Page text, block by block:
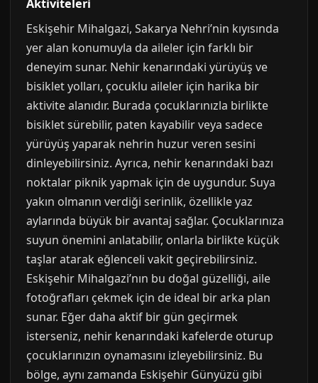
Aktiviteleri
Eskişehir Mihalgazi, Sakarya Nehri’nin kıyısında
yer alan konumuyla da aileler için farklı bir
deneyim sunar. Nehir kenarındaki yürüyüş ve
bisiklet yolları, çocuklu aileler için harika bir
aktivite alanıdır. Burada çocuklarınızla birlikte
bisiklet sürebilir, paten kayabilir veya sadece
yürüyüş yaparak nehrin huzur veren sesini
dinleyebilirsiniz. Ayrıca, nehir kenarındaki bazı
noktalar piknik yapmak için de uygundur. Suya
yakın olmanın verdiği serinlik, özellikle yaz
aylarında büyük bir avantaj sağlar. Çocuklarınıza
suyun önemini anlatabilir, onlarla birlikte küçük
taşlar atarak eğlenceli vakit geçirebilirsiniz.
Eskişehir Mihalgazi’nın bu doğal güzelliği, aile
fotoğrafları çekmek için de ideal bir arka plan
sunar. Eğer daha aktif bir gün geçirmek
isterseniz, nehir kenarındaki kafelerde oturup
çocuklarınızın oynamasını izleyebilirsiniz. Bu
bölge, aynı zamanda Eskişehir Günyüzü gibi